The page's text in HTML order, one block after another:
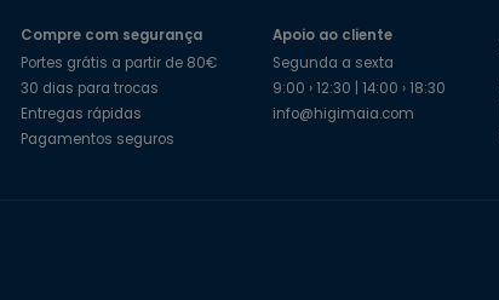
Compre com segurança
Portes grátis a partir de 80€
30 dias para trocas
Entregas rápidas
Pagamentos seguros
Apoio ao cliente
Segunda a sexta
9:00 › 12:30 | 14:00 › 18:30
info@higimaia.com